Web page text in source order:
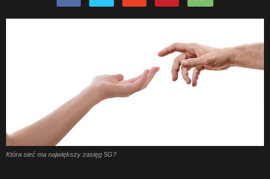
Która sieć ma największy zasięg 5G?